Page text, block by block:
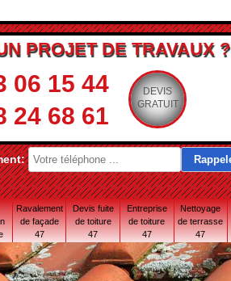
PROJET DE TRAVAUX ?
06 15 44
24 68 61
DEVIS
GRATUIT
Ravalement
de façade
47
Devis fuite
de toiture
47
Entreprise
de toiture
47
Nettoyage
de terrasse
47